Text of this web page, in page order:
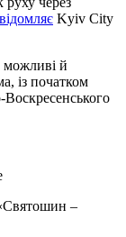
Kyiv City
можливі й
із початком
Воскресенського
–